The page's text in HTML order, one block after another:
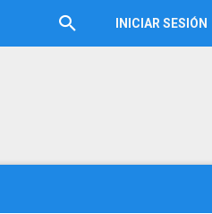
INICIAR SESIÓN